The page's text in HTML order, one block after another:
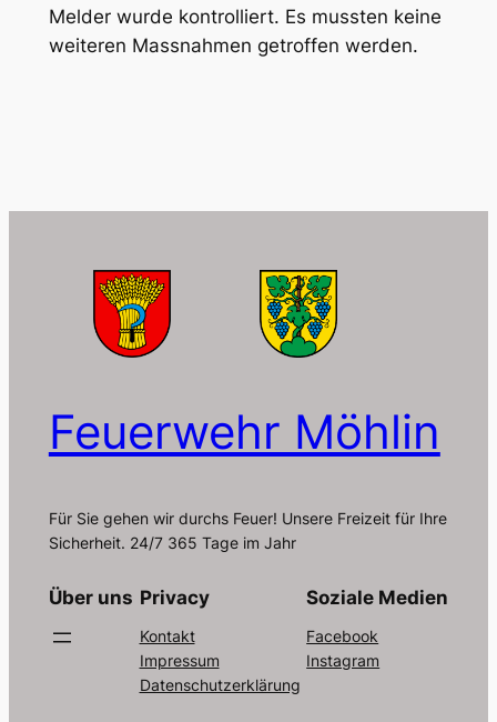
Melder wurde kontrolliert. Es mussten keine
weiteren Massnahmen getroffen werden.
Feuerwehr Möhlin
Für Sie gehen wir durchs Feuer! Unsere Freizeit für Ihre
Sicherheit. 24/7 365 Tage im Jahr
Über uns Privacy
Kontakt
Impressum
Datenschutzerklärung
Soziale Medien
Facebook
Instagram